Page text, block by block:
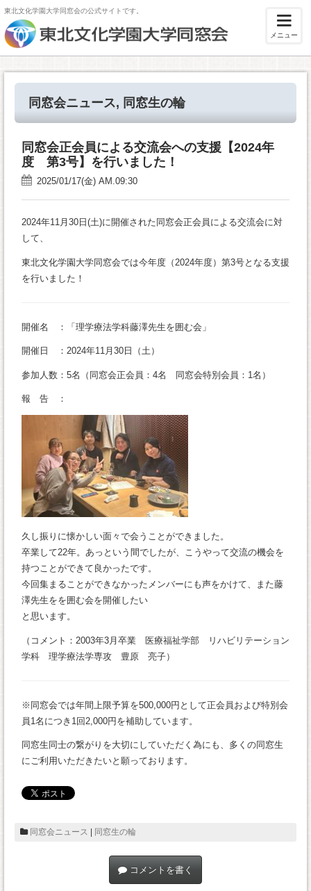
東北文化学園大学同窓会の公式サイトです。
メニュー
同窓会ニュース, 同窓生の輪
同窓会正会員による交流会への支援【2024年
度 第3号】を行いました！
2025/01/17(金) AM.09:30
2024年11月30日(土)に開催された同窓会正会員による交流会に対
して、
東北文化学園大学同窓会では今年度（2024年度）第3号となる支援
を行いました！
開催名 ：「理学療法学科藤澤先生を囲む会」
開催日 ：2024年11月30日（土）
参加人数：5名（同窓会正会員：4名 同窓会特別会員：1名）
報 告 ：
久し振りに懐かしい面々で会うことができました。
卒業して22年。あっという間でしたが、こうやって交流の機会を
持つことができて良かったです。
今回集まることができなかったメンバーにも声をかけて、また藤
澤先生をを囲む会を開催したい
と思います。
（コメント：2003年3月卒業 医療福祉学部 リハビリテーション
学科 理学療法学専攻 豊原 亮子）
※同窓会では年間上限予算を500,000円として正会員および特別会
員1名につき1回2,000円を補助しています。
同窓生同士の繋がりを大切にしていただく為にも、多くの同窓生
にご利用いただきたいと願っております。
同窓会ニュース 同窓生の輪
コメントを書く